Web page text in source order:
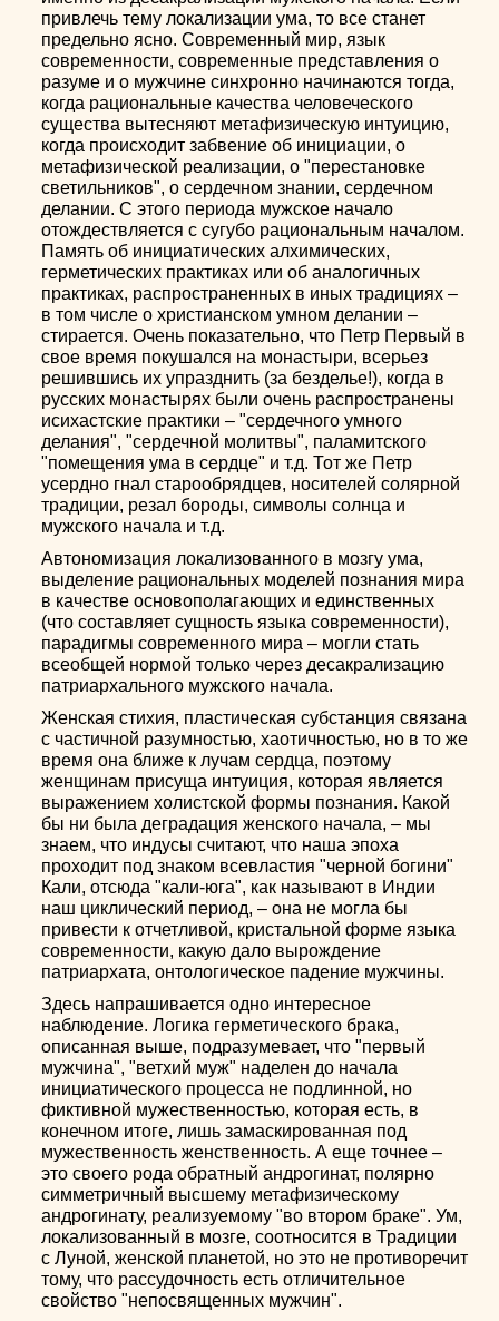
привлечь тему локализации ума, то все станет
предельно ясно. Современный мир, язык
современности, современные представления о
разуме и о мужчине синхронно начинаются тогда,
когда рациональные качества человеческого
существа вытесняют метафизическую интуицию,
когда происходит забвение об инициации, о
метафизической реализации, о "перестановке
светильников", о сердечном знании, сердечном
делании. С этого периода мужское начало
отождествляется с сугубо рациональным началом.
Память об инициатических алхимических,
герметических практиках или об аналогичных
практиках, распространенных в иных традициях –
в том числе о христианском умном делании –
стирается. Очень показательно, что Петр Первый в
свое время покушался на монастыри, всерьез
решившись их упразднить (за безделье!), когда в
русских монастырях были очень распространены
исихастские практики – "сердечного умного
делания", "сердечной молитвы", паламитского
"помещения ума в сердце" и т.д. Тот же Петр
усердно гнал старообрядцев, носителей солярной
традиции, резал бороды, символы солнца и
мужского начала и т.д.
Автономизация локализованного в мозгу ума,
выделение рациональных моделей познания мира
в качестве основополагающих и единственных
(что составляет сущность языка современности),
парадигмы современного мира – могли стать
всеобщей нормой только через десакрализацию
патриархального мужского начала.
Женская стихия, пластическая субстанция связана
с частичной разумностью, хаотичностью, но в то же
время она ближе к лучам сердца, поэтому
женщинам присуща интуиция, которая является
выражением холистской формы познания. Какой
бы ни была деградация женского начала, – мы
знаем, что индусы считают, что наша эпоха
проходит под знаком всевластия "черной богини"
Кали, отсюда "кали-юга", как называют в Индии
наш циклический период, – она не могла бы
привести к отчетливой, кристальной форме языка
современности, какую дало вырождение
патриархата, онтологическое падение мужчины.
Здесь напрашивается одно интересное
наблюдение. Логика герметического брака,
описанная выше, подразумевает, что "первый
мужчина", "ветхий муж" наделен до начала
инициатического процесса не подлинной, но
фиктивной мужественностью, которая есть, в
конечном итоге, лишь замаскированная под
мужественность женственность. А еще точнее –
это своего рода обратный андрогинат, полярно
симметричный высшему метафизическому
андрогинату, реализуемому "во втором браке". Ум,
локализованный в мозге, соотносится в Традиции
с Луной, женской планетой, но это не противоречит
тому, что рассудочность есть отличительное
свойство "непосвященных мужчин".